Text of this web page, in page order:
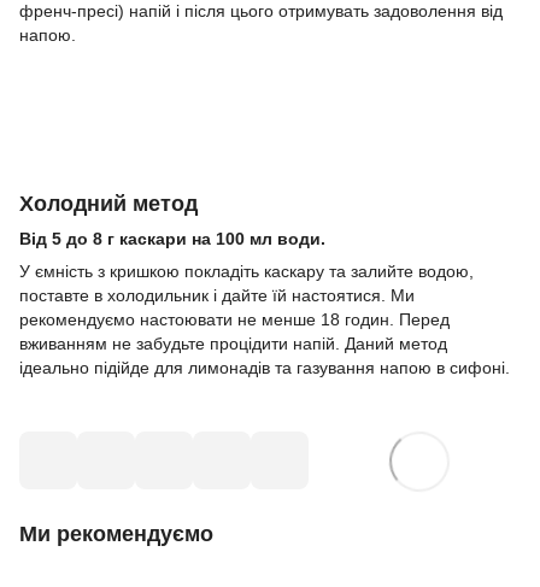
френч-пресі) напій і після цього отримувать задоволення від
напою.
Холодний метод
Від 5 до 8 г каскари на 100 мл води.
У ємність з кришкою покладіть каскару та залийте водою,
поставте в холодильник і дайте їй настоятися. Ми
рекомендуємо настоювати не менше 18 годин. Перед
вживанням не забудьте процідити напій. Даний метод
ідеально підійде для лимонадів та газування напою в сифоні.
Ми рекомендуємо